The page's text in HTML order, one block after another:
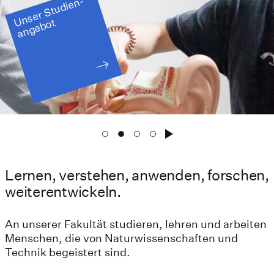
U
n
s
e
r
St
u
di
e
n
-
a
n
g
e
b
ot
Lernen, verstehen, anwenden, forschen,
weiterentwickeln.
An unserer Fakultät studieren, lehren und arbeiten
Menschen, die von Naturwissenschaften und
Technik begeistert sind.